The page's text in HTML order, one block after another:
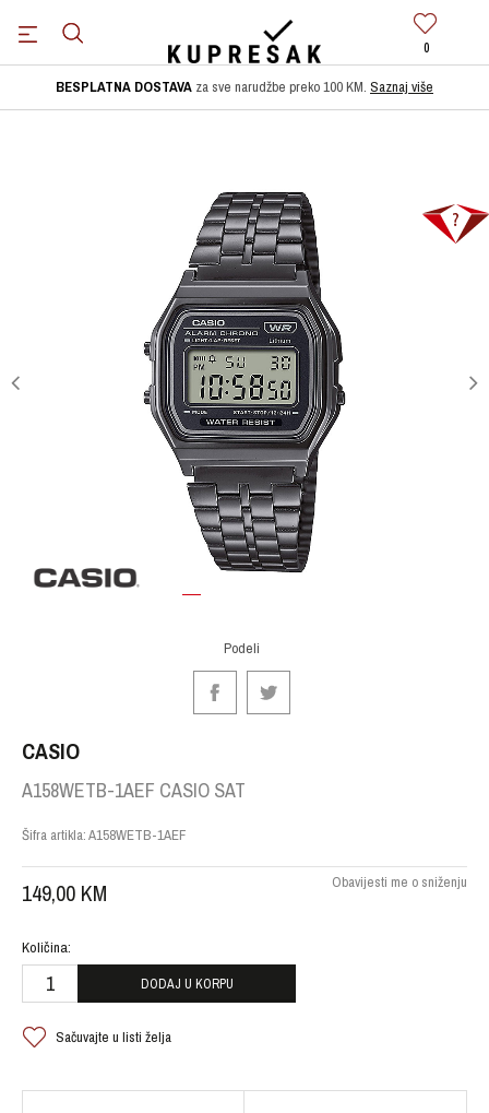
0
BESPLATNA DOSTAVA za sve narudžbe preko 100 KM. Saznaj više
Podeli
CASIO
A158WETB-1AEF CASIO SAT
Šifra artikla:A158WETB-1AEF
149,00 KM Obavijesti me o sniženju
Količina:
DODAJ U KORPU
Sačuvajte u listi želja